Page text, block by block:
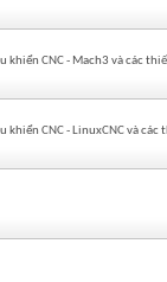
CNC - Mach3 và các
CNC - LinuxCNC và các